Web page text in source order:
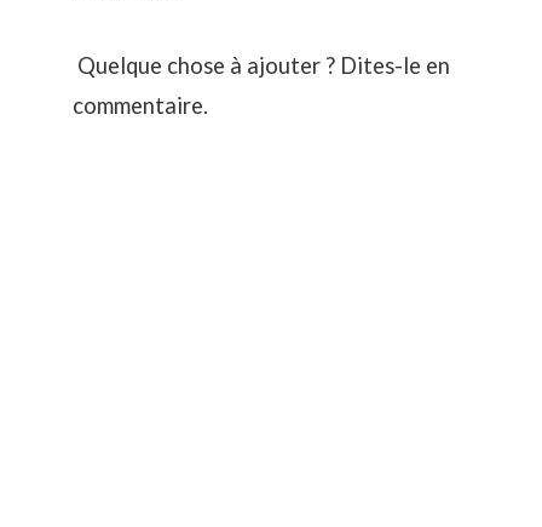
Quelque chose à ajouter ? Dites-le en
commentaire.